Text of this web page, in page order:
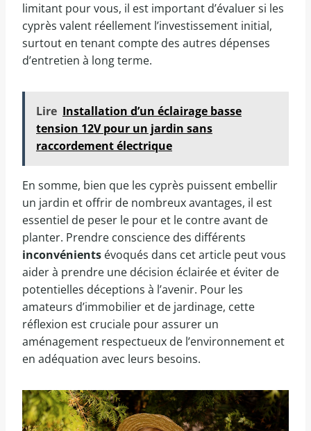
limitant pour vous, il est important d’évaluer si les
cyprès valent réellement l’investissement initial,
surtout en tenant compte des autres dépenses
d’entretien à long terme.
Lire Installation d’un éclairage basse
tension 12V pour un jardin sans
raccordement électrique
En somme, bien que les cyprès puissent embellir
un jardin et offrir de nombreux avantages, il est
essentiel de peser le pour et le contre avant de
planter. Prendre conscience des différents
inconvénients évoqués dans cet article peut vous
aider à prendre une décision éclairée et éviter de
potentielles déceptions à l’avenir. Pour les
amateurs d’immobilier et de jardinage, cette
réflexion est cruciale pour assurer un
aménagement respectueux de l’environnement et
en adéquation avec leurs besoins.